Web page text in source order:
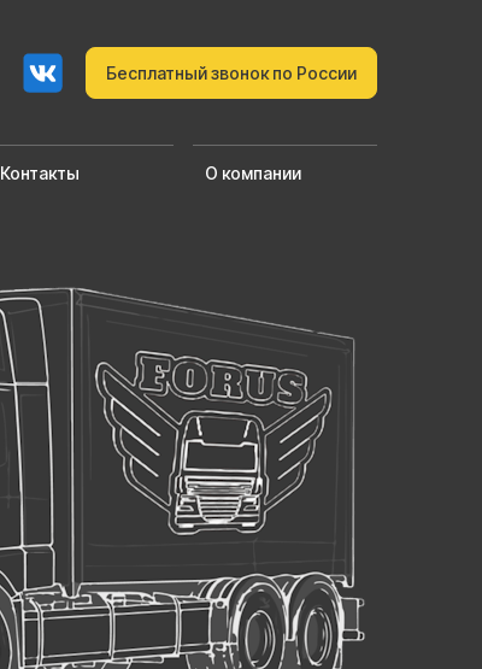
Бесплатный звонок по России
Контакты О компании